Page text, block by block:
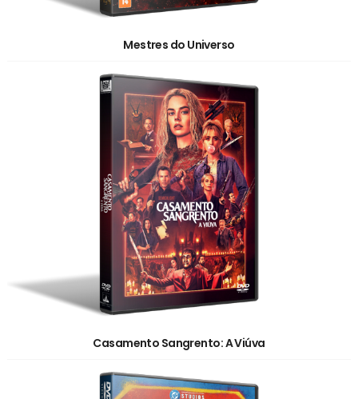
Mestres do Universo
Casamento Sangrento: A Viúva